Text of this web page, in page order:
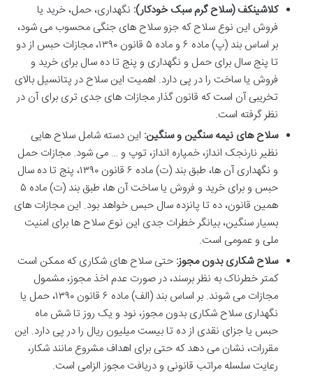
کلاشینکف (سلاح گرم سبک خودکار): نگهداری، حمل، خرید یا
فروش این نوع سلاح که جزو سلاح های جنگی محسوب می شود،
بر اساس بند (پ) ماده ۶ و ماده ۵ قانون ۱۳۹۰، مجازات حبس از دو
تا پنج سال برای حمل و نگهداری و پنج تا ده سال برای خرید و
فروش یا ساخت را در پی دارد. اهمیت این سلاح در پتانسیل بالای
تخریبی آن است که قانون گذار مجازات های جدی تری برای آن در
نظر گرفته است.
سلاح های نیمه سنگین و سنگین: این دسته شامل سلاح هایی
نظیر نارنجک انداز، خمپاره انداز، توپ و … می شود. مجازات حمل
و نگهداری آن ها، طبق بند (ت) ماده ۶ قانون ۱۳۹۰، پنج تا ده سال
حبس و برای خرید و فروش یا ساخت آن ها، طبق بند (ت) ماده ۵
همین قانون، ده تا پانزده سال حبس خواهد بود. این مجازات های
بسیار سنگین، بیانگر خطرات جدی این نوع سلاح ها برای امنیت
ملی و عمومی است.
سلاح شکاری بدون مجوز: حتی سلاح های شکاری که ممکن است
کمتر خطرناک به نظر برسند، در صورت عدم اخذ مجوز، مشمول
مجازات می شوند. بر اساس بند (الف) ماده ۶ قانون ۱۳۹۰، حمل یا
نگهداری سلاح شکاری بدون مجوز، نود و یک روز تا شش ماه
حبس یا جزای نقدی از ده تا بیست میلیون ریال را در پی دارد. این
مقررات، نشان می دهد که حتی برای اهداف مشروع مانند شکار،
رعایت سلسله مراتب قانونی و دریافت مجوز الزامی است.